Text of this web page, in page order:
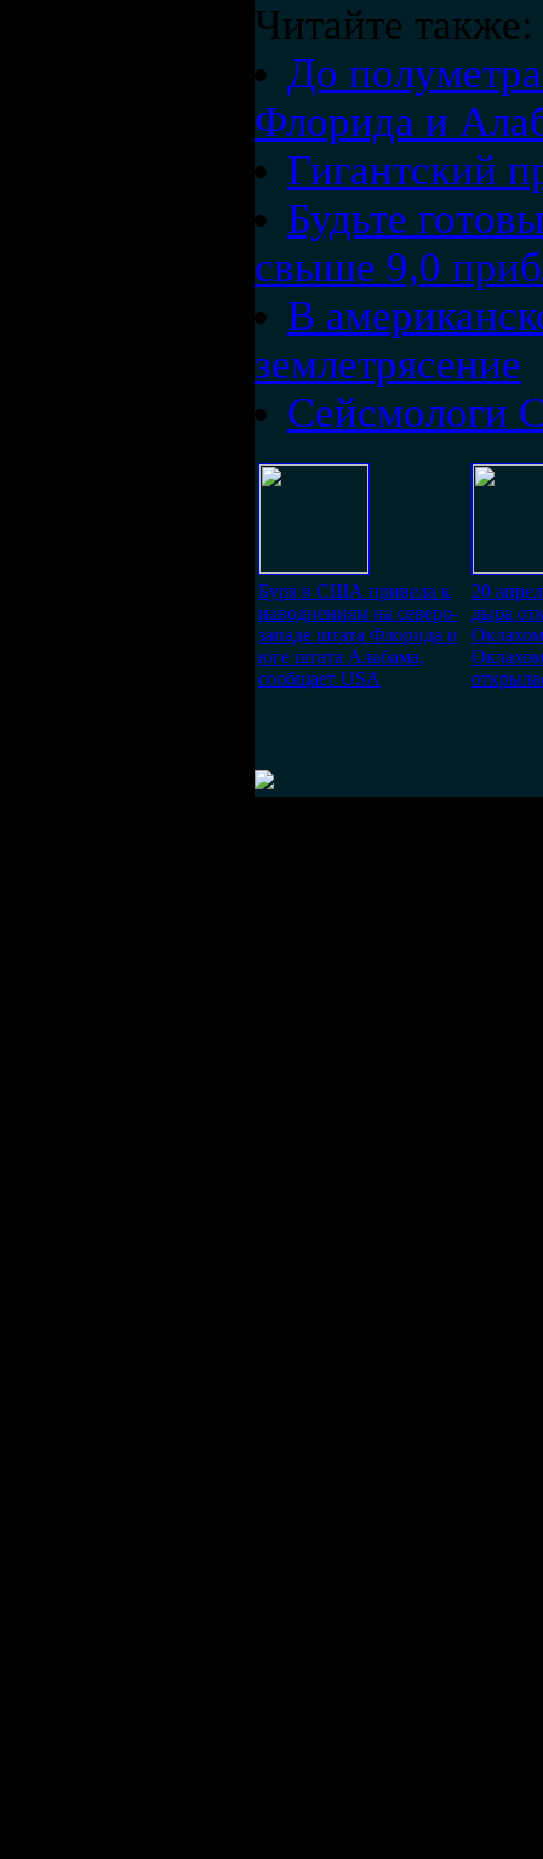
Читайте также:
До
Флорида и
Гигантский
Будьте
свыше 9,0
В
землетрясение
Сейсмологи
Буря в США привела к
наводнениям на северо-
западе штата Флорида и
юге штата Алабама,
сообщает USA
20
дыра